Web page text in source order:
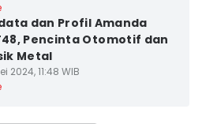
dan Profil Amanda
Pencinta Otomotif dan
Metal
2024, 11:48 WIB